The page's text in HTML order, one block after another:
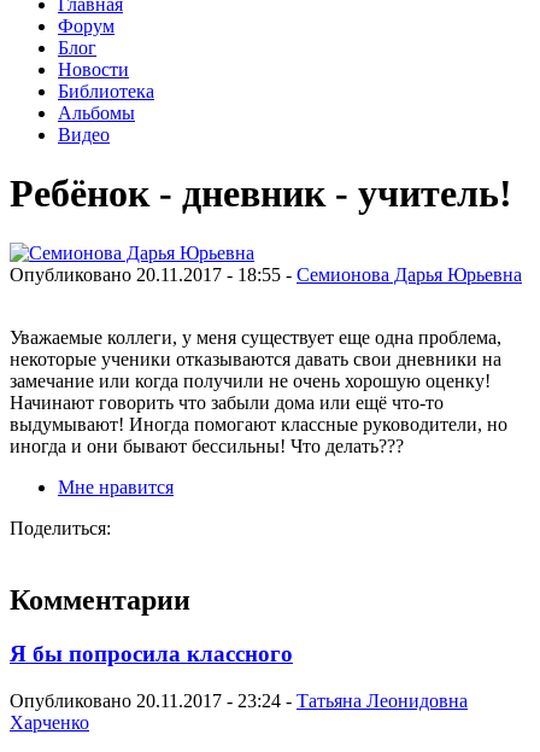
Форум
Блог
Новости
Библиотека
Альбомы
Видео
Ребёнок - дневник - учитель!
Опубликовано 20.11.2017 - 18:55 - Семионова Дарья Юрьевна
Уважаемые коллеги, у меня существует еще одна проблема,
некоторые ученики отказываются давать свои дневники на
замечание или когда получили не очень хорошую оценку!
Начинают говорить что забыли дома или ещё что-то
выдумывают! Иногда помогают классные руководители, но
иногда и они бывают бессильны! Что делать???
Мне нравится
Поделиться:
Комментарии
Я бы попросила классного
Опубликовано 20.11.2017 - 23:24 - Татьяна Леонидовна
Харченко